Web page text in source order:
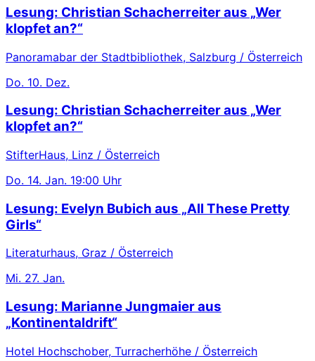
Lesung: Christian Schacherreiter aus „Wer
klopfet an?“
Panoramabar der Stadtbibliothek, Salzburg / Österreich
Do. 10. Dez.
Lesung: Christian Schacherreiter aus „Wer
klopfet an?“
StifterHaus, Linz / Österreich
Do. 14. Jan. 19:00 Uhr
Lesung: Evelyn Bubich aus „All These Pretty
Girls“
Literaturhaus, Graz / Österreich
Mi. 27. Jan.
Lesung: Marianne Jungmaier aus
„Kontinentaldrift“
Hotel Hochschober, Turracherhöhe / Österreich